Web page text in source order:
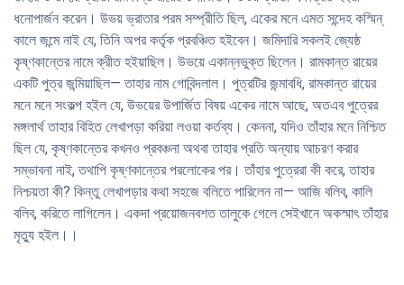
ধনােপার্জন করেন। উভয় ভ্রাতার পরম সম্প্রীতি ছিল, একের মনে এমত সন্দেহ কস্মিন্
কালে জন্মে নাই যে, তিনি অপর কর্তৃক প্রবঞ্চিত হইবেন। জমিদারি সকলই জ্যেষ্ঠ
কৃষ্ণকান্তের নামে ক্রীত হইয়াছিল। উভয়ে একান্নভুক্ত ছিলেন। রামকান্ত রায়ের
একটি পুত্র জন্মিয়াছিল— তাহার নাম গােবিন্দলাল। পুত্রটির জন্মাবধি, রামকান্ত রায়ের
মনে মনে সংকল্প হইল যে, উভয়ের উপার্জিত বিষয় একের নামে আছে, অতএব পুত্রের
মঙ্গলার্থ তাহার বিহিত লেখাপড়া করিয়া লওয়া কর্তব্য। কেননা, যদিও তাঁহার মনে নিশ্চিত
ছিল যে, কৃষ্ণকান্তের কখনও প্রবঞ্চনা অথবা তাহার প্রতি অন্যায় আচরণ করার
সম্ভাবনা নাই, তথাপি কৃষ্ণকান্তের পরলােকের পর। তাঁহার পুত্রেরা কী করে, তাহার
নিশ্চয়তা কী? কিন্তু লেখাপড়ার কথা সহজে বলিতে পারিলেন না— আজি বলিব, কালি
বলিব, করিতে লাগিলেন। একদা প্রয়ােজনবশত তালুকে গেলে সেইখানে অকস্মাৎ তাঁহার
মৃত্যু হইল।।